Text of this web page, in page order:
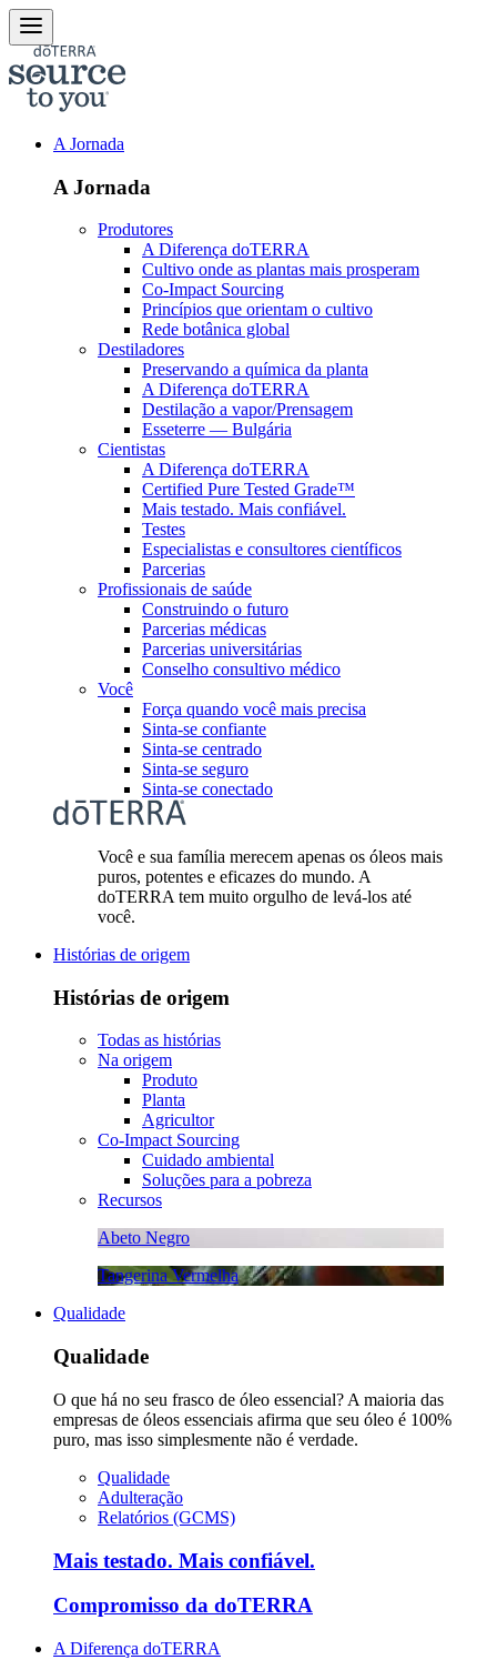
A Jornada
A Jornada
Produtores
A Diferença doTERRA
Cultivo onde as plantas mais prosperam
Co-Impact Sourcing
Princípios que orientam o cultivo
Rede botânica global
Destiladores
Preservando a química da planta
A Diferença doTERRA
Destilação a vapor/Prensagem
Esseterre — Bulgária
Cientistas
A Diferença doTERRA
Certified Pure Tested Grade™
Mais testado. Mais confiável.
Testes
Especialistas e consultores científicos
Parcerias
Profissionais de saúde
Construindo o futuro
Parcerias médicas
Parcerias universitárias
Conselho consultivo médico
Você
Força quando você mais precisa
Sinta-se confiante
Sinta-se centrado
Sinta-se seguro
Sinta-se conectado
Você e sua família merecem apenas os óleos mais
puros, potentes e eficazes do mundo. A
doTERRA tem muito orgulho de levá-los até
você.
Histórias de origem
Histórias de origem
Todas as histórias
Na origem
Produto
Planta
Agricultor
Co-Impact Sourcing
Cuidado ambiental
Soluções para a pobreza
Recursos
Abeto Negro
Tangerina Vermelha
Qualidade
Qualidade
O que há no seu frasco de óleo essencial? A maioria das
empresas de óleos essenciais afirma que seu óleo é 100%
puro, mas isso simplesmente não é verdade.
Qualidade
Adulteração
Relatórios (GCMS)
Mais testado. Mais confiável.
Compromisso da doTERRA
A Diferença doTERRA